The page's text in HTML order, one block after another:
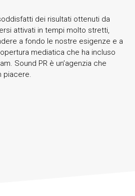
dei risultati ottenuti da
attivati in tempi molto stretti,
a fondo le nostre esigenze e a
mediatica che ha incluso
Sound PR è un’agenzia che
piacere.